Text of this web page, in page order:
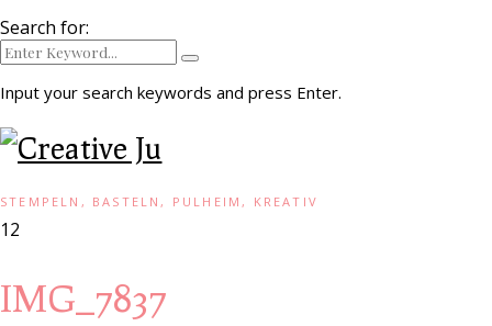
Search for:
Input your search keywords and press Enter.
STEMPELN, BASTELN, PULHEIM, KREATIV
12
IMG_7837